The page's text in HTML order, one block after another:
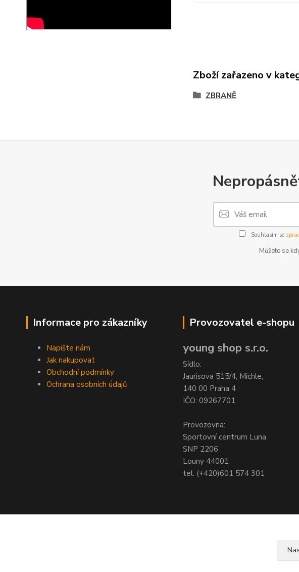
Zboží zařazeno v
ZBRANĚ
Souhlasím se
Můžete se
Informace pro zákazníky
Napište nám
Jak nakupovat
Obchodní podmínky
Ochrana osobních údajů
Provozovatel e-shopu
young shop s.r.o.
Sídlo:
Jaurisova 515/4, Michle,
140 00 Praha 4
IČO: 09267701
Provozovna:
Sportovní centrum Luna
SNP 2206
Louny 44001
tel. (+420)601 574 301